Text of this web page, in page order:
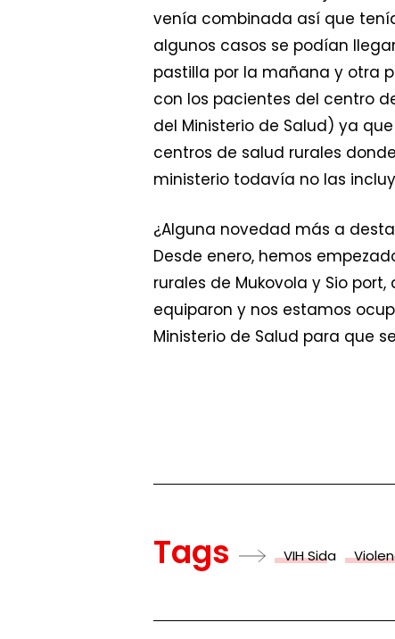
venía combinada así que
algunos casos se podían
pastilla por la mañana y otra
con los pacientes del centro
del Ministerio de Salud) ya
centros de salud rurales
ministerio todavía no las
¿Alguna novedad más a
Desde enero, hemos
rurales de Mukovola y Sio
equiparon y nos estamos
Ministerio de Salud para que
Tags VIH Sida